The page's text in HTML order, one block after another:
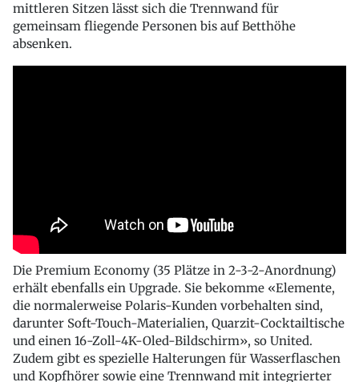
mittleren Sitzen lässt sich die Trennwand für
gemeinsam fliegende Personen bis auf Betthöhe
absenken.
Die Premium Economy (35 Plätze in 2-3-2-Anordnung)
erhält ebenfalls ein Upgrade. Sie bekomme «Elemente,
die normalerweise Polaris-Kunden vorbehalten sind,
darunter Soft-Touch-Materialien, Quarzit-Cocktailtische
und einen 16-Zoll-4K-Oled-Bildschirm», so United.
Zudem gibt es spezielle Halterungen für Wasserflaschen
und Kopfhörer sowie eine Trennwand mit integrierter